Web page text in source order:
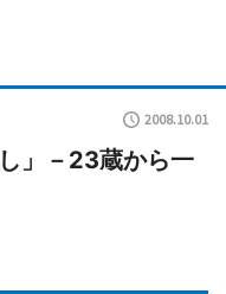
2008.10.01
」－23蔵から一